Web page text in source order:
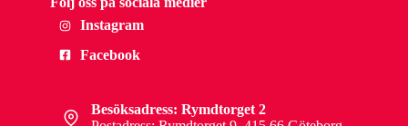
Instagram
Facebook
Besöksadress: Rymdtorget 2